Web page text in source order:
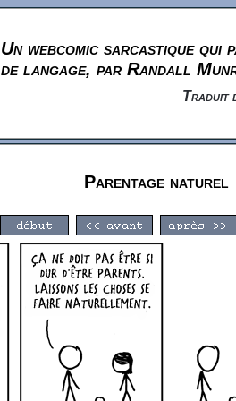
Un webcomic sarcastique qui
de langage, par Randall
Traduit
Parentage naturel